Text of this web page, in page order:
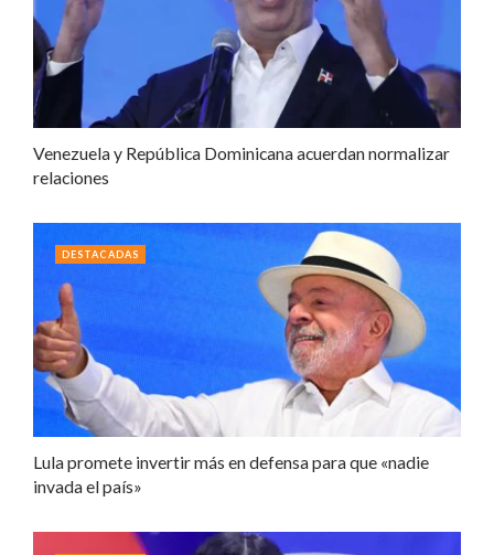
Venezuela y República Dominicana acuerdan normalizar
relaciones
Lula promete invertir más en defensa para que «nadie
invada el país»
DESTACADAS